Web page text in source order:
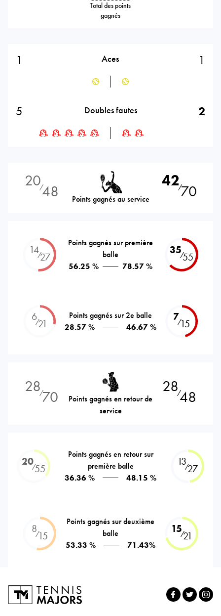
Total des points
gagnés
1 Aces 1
5 Doubles fautes 2
20⁄48 Points gagnés au service
42⁄70
14⁄27
Points gagnés sur première
balle
56.25 %
78.57 %
35⁄55
6⁄21
Points gagnés sur 2e balle
28.57 %
46.67 %
7⁄15
28⁄70
Points gagnés en retour de
service
28⁄48
20⁄55
Points gagnés en retour sur
première balle
36.36 %
48.15 %
13⁄27
8⁄15
Points gagnés sur deuxième
balle
53.33 %
71.43%
15⁄21